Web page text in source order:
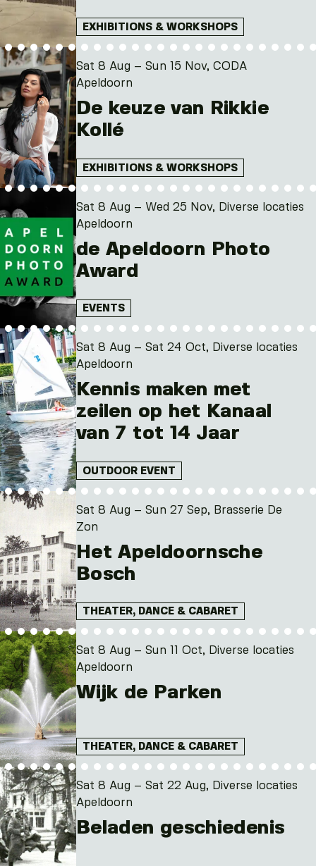
EXHIBITIONS & WORKSHOPS
Sat 8 Aug – Sun 15 Nov, CODA
Apeldoorn
De keuze van Rikkie
Kollé
EXHIBITIONS & WORKSHOPS
Sat 8 Aug – Wed 25 Nov, Diverse locaties
Apeldoorn
de Apeldoorn Photo
Award
EVENTS
Sat 8 Aug – Sat 24 Oct, Diverse locaties
Apeldoorn
Kennis maken met
zeilen op het Kanaal
van 7 tot 14 Jaar
OUTDOOR EVENT
Sat 8 Aug – Sun 27 Sep, Brasserie De
Zon
Het Apeldoornsche
Bosch
THEATER, DANCE & CABARET
Sat 8 Aug – Sun 11 Oct, Diverse locaties
Apeldoorn
Wijk de Parken
THEATER, DANCE & CABARET
Sat 8 Aug – Sat 22 Aug, Diverse locaties
Apeldoorn
Beladen geschiedenis